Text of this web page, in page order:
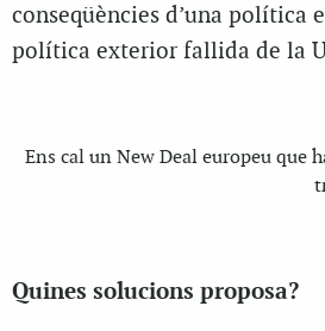
conseqüències d’una política
política exterior fallida de la
Ens cal un New Deal europeu que
Quines solucions proposa?